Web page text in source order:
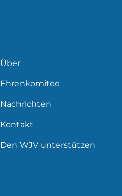
Über
Ehrenkomitee
Nachrichten
Kontakt
Den WJV unterstützen